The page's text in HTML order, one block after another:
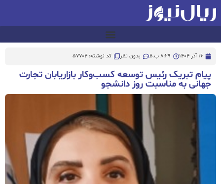
16 آذر 1404 8:29 ب.ظ بدون نظر کد نوشته: 57704
پیام تبریک رئیس توسعه کسب‌وکار بازاریابان تجارت
جهانی به مناسبت روز دانشجو